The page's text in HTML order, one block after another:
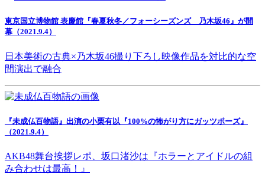
東京国立博物館 表慶館『春夏秋冬／フォーシーズンズ 乃木坂46』が開
幕（2021.9.4）
日本美術の古典×乃木坂46撮り下ろし映像作品を対比的な空
間演出で融合
『未成仏百物語』出演の小栗有以『100%の怖がり方にガッツポーズ』
（2021.9.4）
AKB48舞台挨拶レポ、坂口渚沙は『ホラーとアイドルの組
み合わせは最高！』